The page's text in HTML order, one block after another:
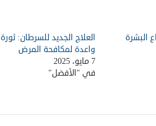
البشرة
العلاج الجديد للسرطان:
واعدة لمكافحة المرض
7 مايو، 2025
في "الأفضل"